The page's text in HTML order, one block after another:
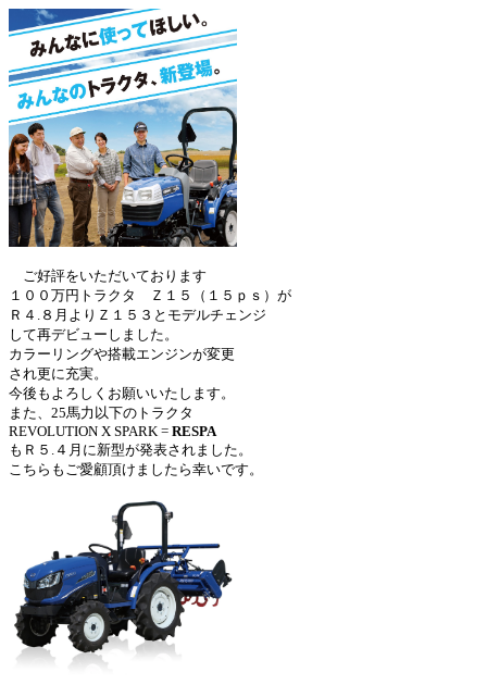
ご好評をいただいております
１００万円トラクタ Ｚ１５（１５ｐｓ）が
Ｒ４.８月よりＺ１５３とモデルチェンジ
して再デビューしました。
カラーリングや搭載エンジンが変更
され更に充実。
今後もよろしくお願いいたします。
また、25馬力以下のトラクタ
REVOLUTION X SPARK = RESPA
もＲ５.４月に新型が発表されました。
こちらもご愛顧頂けましたら幸いです。